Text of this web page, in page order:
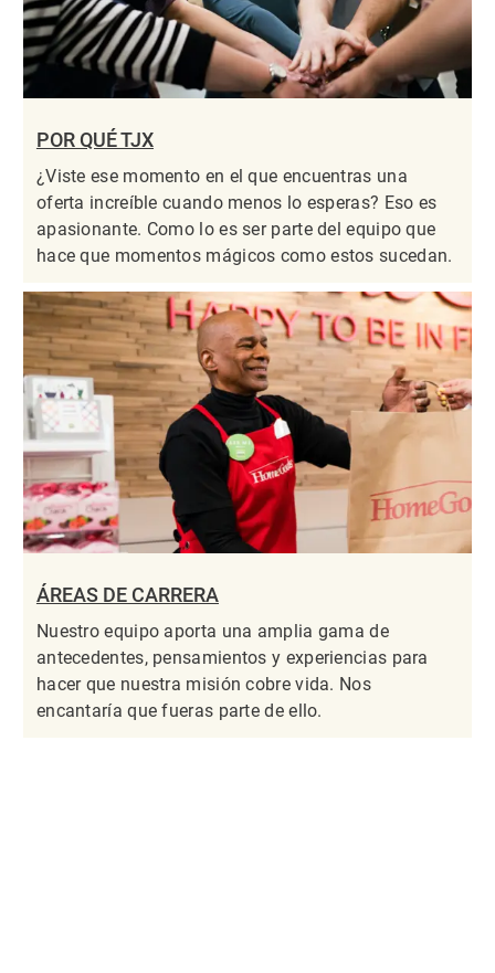
POR QUÉ TJX
¿Viste ese momento en el que encuentras una
oferta increíble cuando menos lo esperas? Eso es
apasionante. Como lo es ser parte del equipo que
hace que momentos mágicos como estos sucedan.
ÁREAS DE CARRERA
Nuestro equipo aporta una amplia gama de
antecedentes, pensamientos y experiencias para
hacer que nuestra misión cobre vida. Nos
encantaría que fueras parte de ello.